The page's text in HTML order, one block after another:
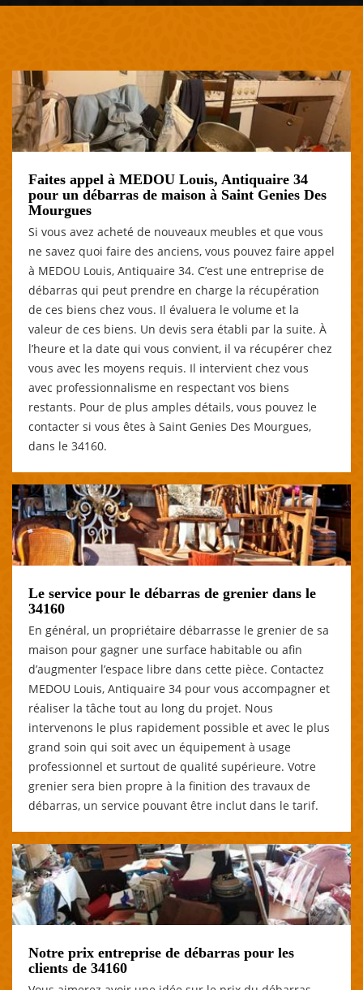
Faites appel à MEDOU Louis, Antiquaire 34
pour un débarras de maison à Saint Genies Des
Mourgues
Si vous avez acheté de nouveaux meubles et que vous
ne savez quoi faire des anciens, vous pouvez faire appel
à MEDOU Louis, Antiquaire 34. C’est une entreprise de
débarras qui peut prendre en charge la récupération
de ces biens chez vous. Il évaluera le volume et la
valeur de ces biens. Un devis sera établi par la suite. À
l’heure et la date qui vous convient, il va récupérer chez
vous avec les moyens requis. Il intervient chez vous
avec professionnalisme en respectant vos biens
restants. Pour de plus amples détails, vous pouvez le
contacter si vous êtes à Saint Genies Des Mourgues,
dans le 34160.
Le service pour le débarras de grenier dans le
34160
En général, un propriétaire débarrasse le grenier de sa
maison pour gagner une surface habitable ou afin
d’augmenter l’espace libre dans cette pièce. Contactez
MEDOU Louis, Antiquaire 34 pour vous accompagner et
réaliser la tâche tout au long du projet. Nous
intervenons le plus rapidement possible et avec le plus
grand soin qui soit avec un équipement à usage
professionnel et surtout de qualité supérieure. Votre
grenier sera bien propre à la finition des travaux de
débarras, un service pouvant être inclut dans le tarif.
Notre prix entreprise de débarras pour les
clients de 34160